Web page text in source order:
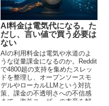
AI料金は電気代になる。た
だし、言い値で買う必要は
ない
AIの利用料金は電気や水道のよ
うな従量課金になるのか。Reddit
で4800超の支持を集めたスレッ
ドを整理し、オープンソースモ
デルやローカルLLMという対抗
策、課金の不透明さへの不信感
まで、海外ユーザーの本音を解